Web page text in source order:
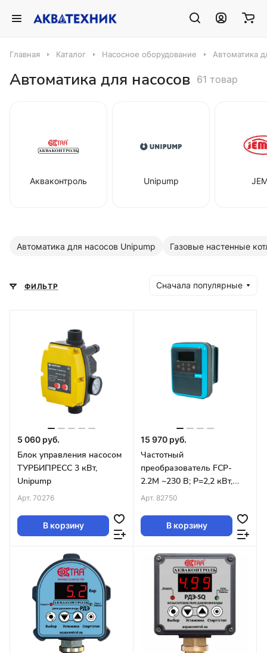
Главная Каталог Насосное оборудование Автоматика
Автоматика для насосов 61 товар
Акваконтроль Unipump
Автоматика для насосов Unipump Газовые настенные
ФИЛЬТР Сначала популярные
5 060 руб.
Блок управления насосом
ТУРБИПРЕСС 3 кВт,
Unipump
Арт. 70276
В корзину
15 970 руб.
Частотный
преобразователь FCP-
2.2M ~230 В; P=2,2 кВт,
Imax=10 А (управление
Арт. 82750
В корзину